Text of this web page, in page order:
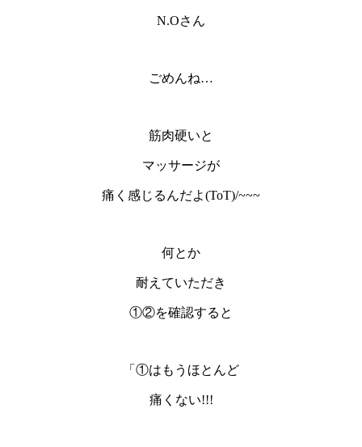
N.Oさん
ごめんね…
筋肉硬いと
マッサージが
痛く感じるんだよ(ToT)/~~~
何とか
耐えていただき
①②を確認すると
「①はもうほとんど
痛くない!!!